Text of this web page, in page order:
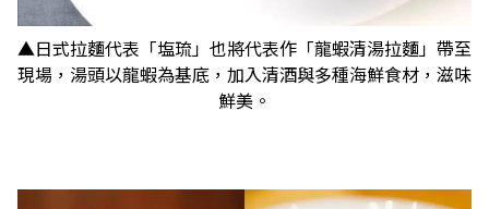
▲日式拉麵代表「塩琉」也將代表作「龍蝦清湯拉麵」帶至
現場，湯頭以龍蝦為基底，加入清酒與多種海鮮食材，滋味
鮮美。